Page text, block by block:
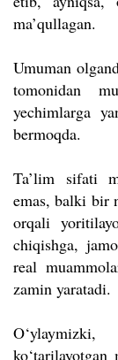
ma’qullagan.
Umuman
tomonidan
yechimlarga
bermoqda.
Ta’lim sifati
emas, balki bir
orqali
chiqishga,
real
zamin yaratadi.